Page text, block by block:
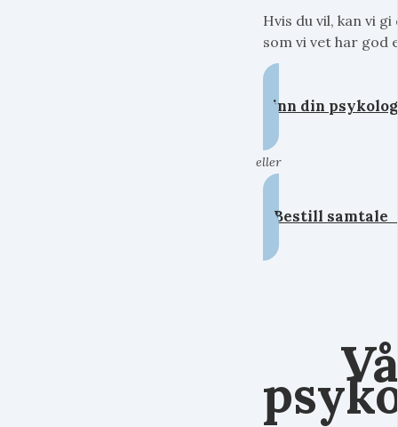
Hvis du vil, kan vi
som vi vet har god
Finn din psykolog
eller
Bestill samtale